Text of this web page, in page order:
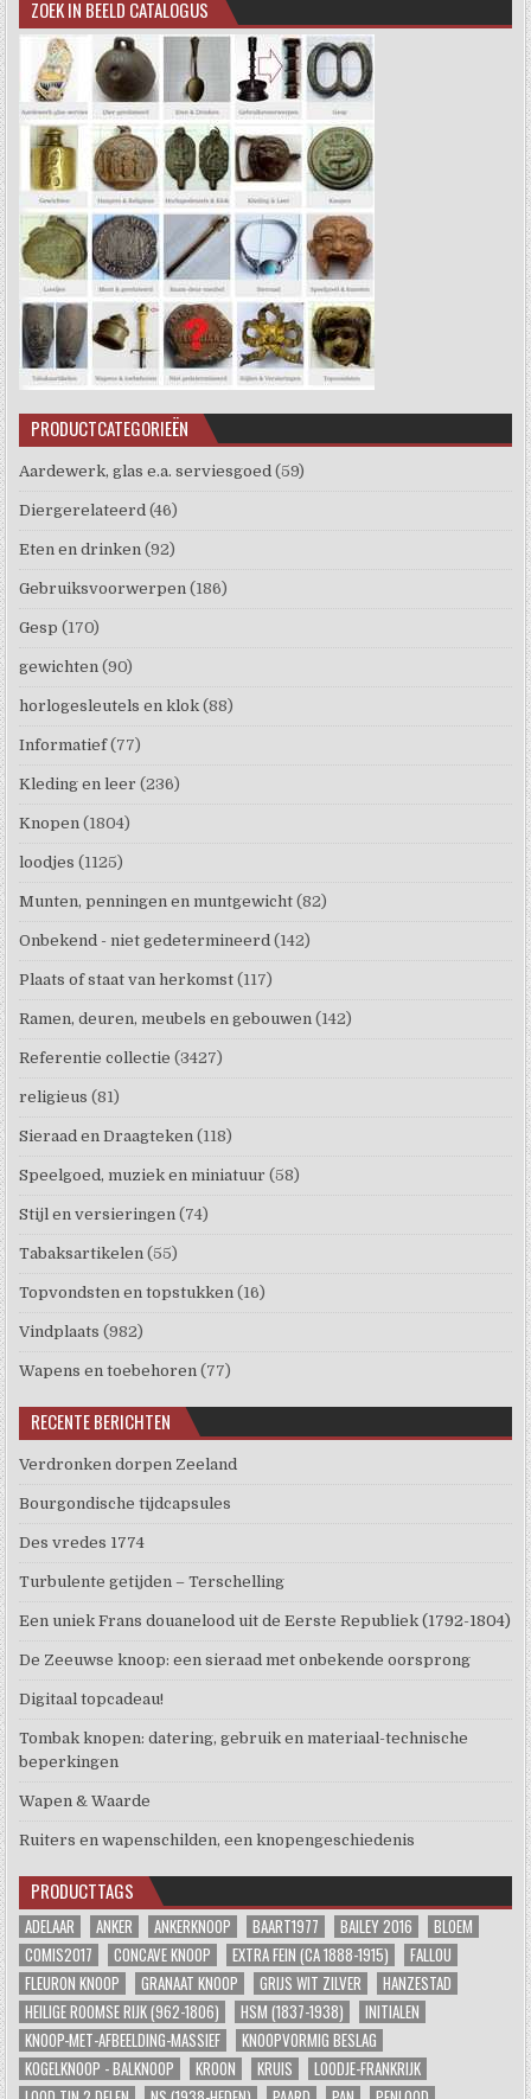
ZOEK IN BEELD CATALOGUS
PRODUCTCATEGORIEËN
Aardewerk, glas e.a. serviesgoed (59)
Diergerelateerd (46)
Eten en drinken (92)
Gebruiksvoorwerpen (186)
Gesp (170)
gewichten (90)
horlogesleutels en klok (88)
Informatief (77)
Kleding en leer (236)
Knopen (1804)
loodjes (1125)
Munten, penningen en muntgewicht (82)
Onbekend - niet gedetermineerd (142)
Plaats of staat van herkomst (117)
Ramen, deuren, meubels en gebouwen (142)
Referentie collectie (3427)
religieus (81)
Sieraad en Draagteken (118)
Speelgoed, muziek en miniatuur (58)
Stijl en versieringen (74)
Tabaksartikelen (55)
Topvondsten en topstukken (16)
Vindplaats (982)
Wapens en toebehoren (77)
RECENTE BERICHTEN
Verdronken dorpen Zeeland
Bourgondische tijdcapsules
Des vredes 1774
Turbulente getijden – Terschelling
Een uniek Frans douanelood uit de Eerste Republiek (1792-1804)
De Zeeuwse knoop: een sieraad met onbekende oorsprong
Digitaal topcadeau!
Tombak knopen: datering, gebruik en materiaal-technische
beperkingen
Wapen & Waarde
Ruiters en wapenschilden, een knopengeschiedenis
PRODUCTTAGS
ADELAAR ANKER ANKERKNOOP BAART1977 BAILEY 2016
BLOEM
COMIS2017
CONCAVE KNOOP EXTRA FEIN (CA 1888-1915)
FALLOU
FLEURON KNOOP
GRANAAT KNOOP GRIJS WIT ZILVER
HANZESTAD
HEILIGE ROOMSE RIJK (962-1806)
HSM (1837-1938)
INITIALEN
KNOOP-MET-AFBEELDING-MASSIEF
KNOOPVORMIG BESLAG
KOGELKNOOP - BALKNOOP
KROON KRUIS
LOODJE-FRANKRIJK